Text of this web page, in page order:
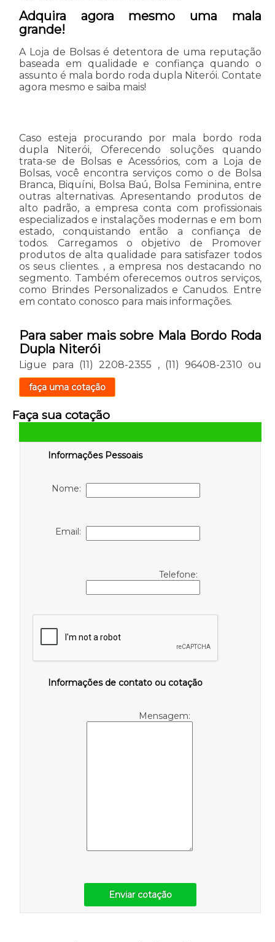
Adquira agora mesmo uma mala
grande!
A Loja de Bolsas é detentora de uma reputação
baseada em qualidade e confiança quando o
assunto é mala bordo roda dupla Niterói. Contate
agora mesmo e saiba mais!
Caso esteja procurando por mala bordo roda
dupla Niterói, Oferecendo soluções quando
trata-se de Bolsas e Acessórios, com a Loja de
Bolsas, você encontra serviços como o de Bolsa
Branca, Biquíni, Bolsa Baú, Bolsa Feminina, entre
outras alternativas. Apresentando produtos de
alto padrão, a empresa conta com profissionais
especializados e instalações modernas e em bom
estado, conquistando então a confiança de
todos. Carregamos o objetivo de Promover
produtos de alta qualidade para satisfazer todos
os seus clientes. , a empresa nos destacando no
segmento. Também oferecemos outros serviços,
como Brindes Personalizados e Canudos. Entre
em contato conosco para mais informações.
Para saber mais sobre Mala Bordo Roda
Dupla Niterói
Ligue para (11) 2208-2355 , (11) 96408-2310 ou
faça uma cotação
Faça sua cotação
Informações Pessoais
Nome:
Email:
Telefone:
Informações de contato ou cotação
Mensagem:
Enviar cotação